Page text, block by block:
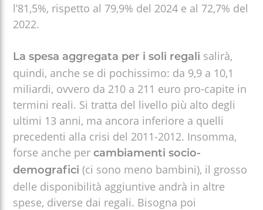
l’81,5%, rispetto al 79,9% del 2024 e al 72,7% del
2022.
La spesa aggregata per i soli regali salirà,
quindi, anche se di pochissimo: da 9,9 a 10,1
miliardi, ovvero da 210 a 211 euro pro-capite in
termini reali. Si tratta del livello più alto degli
ultimi 13 anni, ma ancora inferiore a quelli
precedenti alla crisi del 2011-2012. Insomma,
forse anche percambiamenti socio-
demografici (ci sono meno bambini), il grosso
delle disponibilità aggiuntive andrà in altre
spese, diverse dai regali. Bisogna poi